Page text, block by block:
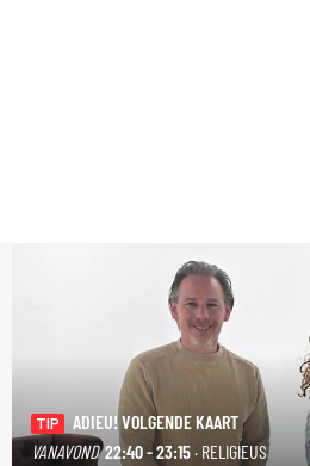
TIP
ADIEU! VOLGENDE KAART
VANAVOND 22:40 - 23:15· RELIGIEUS